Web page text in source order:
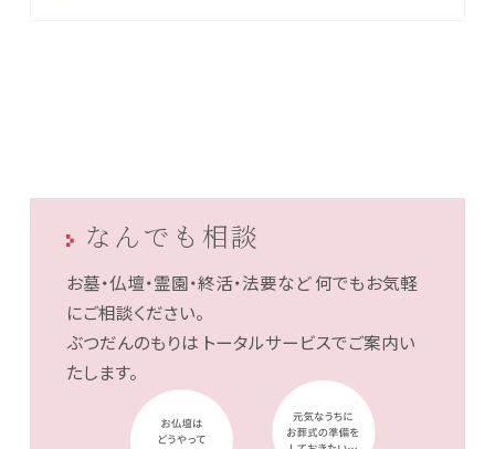
なんでも相談
お墓・仏壇・霊園・終活・法要など何でもお気軽
にご相談ください。
ぶつだんのもりは トータルサービスでご案内い
たします。